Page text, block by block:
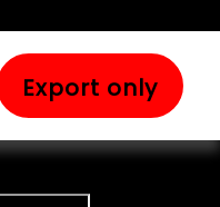
Export only